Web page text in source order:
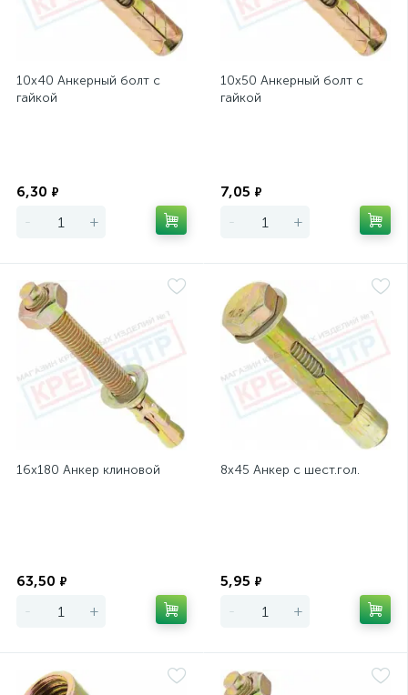
10х40 Анкерный болт с
гайкой
6,30 ₽
- +
10х50 Анкерный болт с
гайкой
7,05 ₽
- +
16х180 Анкер клиновой
63,50 ₽
- +
8х45 Анкер с шест.гол.
5,95 ₽
- +